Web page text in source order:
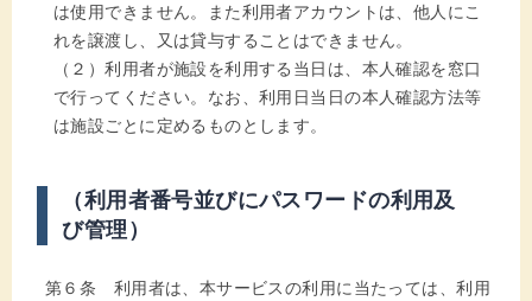
は使用できません。また利用者アカウントは、他人にこ
れを譲渡し、又は貸与することはできません。
（２）利用者が施設を利用する当日は、本人確認を窓口
で行ってください。なお、利用日当日の本人確認方法等
は施設ごとに定めるものとします。
（利用者番号並びにパスワードの利用及
び管理）
第６条 利用者は、本サービスの利用に当たっては、利用